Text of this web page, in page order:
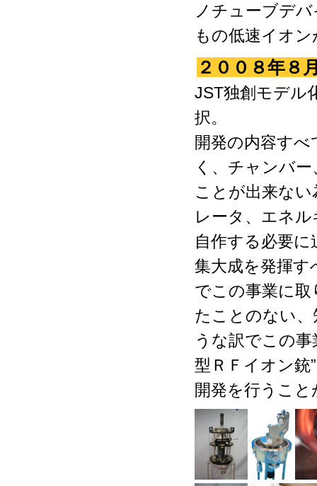
ノチューブデ
もの低速イオ
２００８年８
JST独創モデル
択。
開発の内容す
く、チャンバ
ことが出来な
レータ、エネ
自作する必要
集大成を発揮す
でこの事業に
たことのない
うな訳でこの事
型ＲＦイオン銃
開発を行うこ